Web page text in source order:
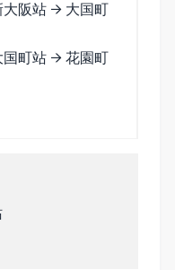
阪站 → 大国町
町站 → 花園町